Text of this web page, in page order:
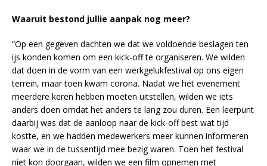
Waaruit bestond jullie aanpak nog meer?
“Op een gegeven dachten we dat we voldoende beslagen ten
ijs konden komen om een kick-off te organiseren. We wilden
dat doen in de vorm van een werkgelukfestival op ons eigen
terrein, maar toen kwam corona. Nadat we het evenement
meerdere keren hebben moeten uitstellen, wilden we iets
anders doen omdat het anders te lang zou duren. Een leerpunt
daarbij was dat de aanloop naar de kick-off best wat tijd
kostte, en we hadden medewerkers meer kunnen informeren
waar we in de tussentijd mee bezig waren. Toen het festival
niet kon doorgaan, wilden we een film opnemen met